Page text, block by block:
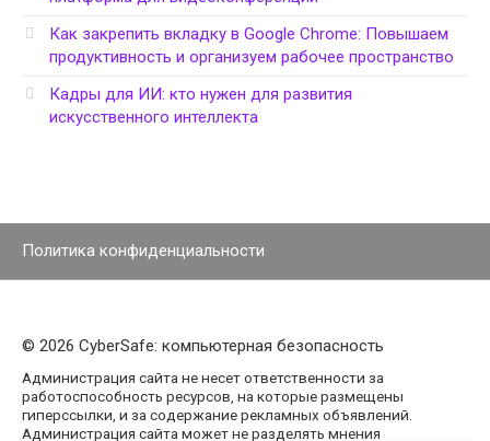
Как закрепить вкладку в Google Chrome: Повышаем
продуктивность и организуем рабочее пространство
Кадры для ИИ: кто нужен для развития
искусственного интеллекта
Политика конфиденциальности
© 2026 CyberSafe: компьютерная безопасность
Администрация сайта не несет ответственности за
работоспособность ресурсов, на которые размещены
гиперссылки, и за содержание рекламных объявлений.
Администрация сайта может не разделять мнения